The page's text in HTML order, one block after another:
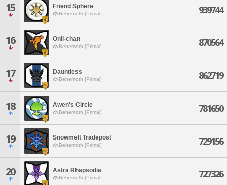
15 Friend Sphere
Behemoth [Primal] 939744
16 Onii-chan
Behemoth [Primal] 870564
17 Dauntless
Behemoth [Primal] 862719
18 Awen's Circle
Behemoth [Primal] 781650
19 Snowmelt Tradepost
Behemoth [Primal] 729156
20 Astra Rhapsodia
Behemoth [Primal] 727326